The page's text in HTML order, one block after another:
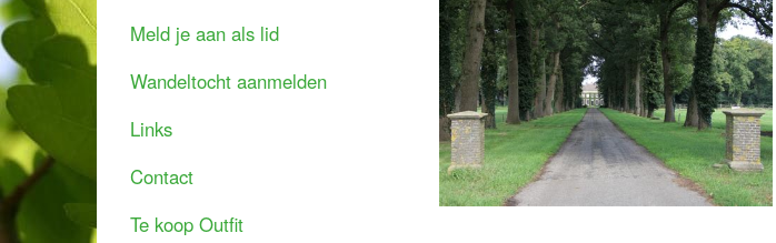
Meld je aan als lid
Wandeltocht aanmelden
Links
Contact
Te koop Outfit